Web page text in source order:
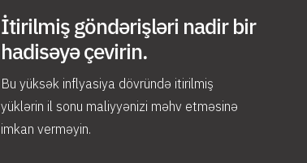
İtirilmiş göndərişləri nadir bir
hadisəyə çevirin.
Bu yüksək inflyasiya dövründə itirilmiş
yüklərin il sonu maliyyənizi məhv etməsinə
imkan verməyin.